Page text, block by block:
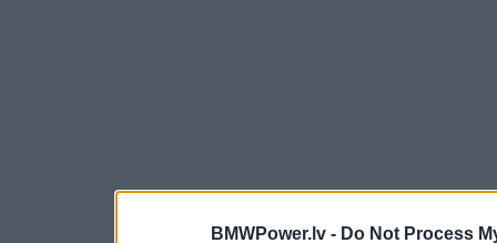
BMWPower.lv - Do Not Process